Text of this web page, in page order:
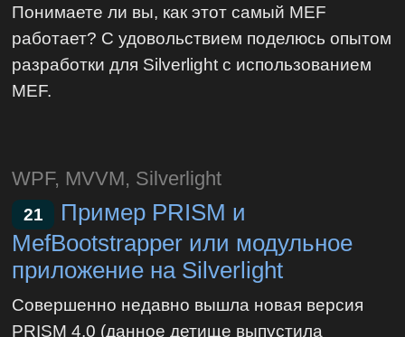
Понимаете ли вы, как этот самый MEF
работает? С удовольствием поделюсь опытом
разработки для Silverlight с использованием
MEF.
WPF, MVVM, Silverlight
21
Пример PRISM и
MefBootstrapper или модульное
приложение на Silverlight
Совершенно недавно вышла новая версия
PRISM 4.0 (данное детище выпустила